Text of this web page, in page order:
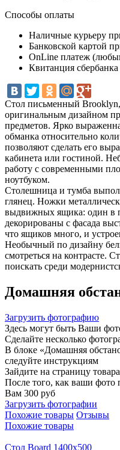
Способы оплаты
Наличные курьеру
Банковской картой
OnLine платеж
Квитанция сбербанка
Стол письменный
оригинальным дизайном
предметов. Ярко
обманка относительно
позволяют сделать его
кабинета или гостиной.
работу с современными
ноутбуком.
Столешница и тумба
глянец. Ножки
выдвижных ящика: один в
декорированы с фасада
что ящиков много, и
Необычный по дизайну
смотреться на контрасте.
поискать среди
Домашняя
Загрузить фотографию
Здесь могут быть Ваши
Сделайте несколько
В блоке «Домашняя
следуйте инструкциям
Зайдите на страницу
После того, как ваши
Вам 300 руб
Загрузить фотографии
Похожие товары Отзывы
Похожие товары
Стол Board 1400x500